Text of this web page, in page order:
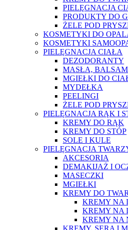
PIELĘGNACJA
PRODUKTY DO
ŻELE POD
KOSMETYKI DO
KOSMETYKI
PIELĘGNACJA CIAŁA
DEZODORANTY
MASŁA,
MGIEŁKI DO
MYDEŁKA
PEELINGI
ŻELE POD
PIELĘGNACJA RĄK I
KREMY DO RĄK
KREMY DO STÓP
SOLE I KULE
PIELĘGNACJA
AKCESORIA
DEMAKIJAŻ I
MASECZKI
MGIEŁKI
KREMY DO
KREMY NA
KREMY NA
KREMY NA
KREMY, SERA I